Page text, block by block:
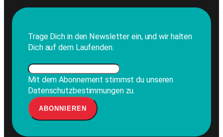
Trage Dich in den Newsletter ein, und wir halten
Dich auf dem Laufenden.
Mit dem Abonnement stimmst du unseren
Datenschutzbestimmungen zu.